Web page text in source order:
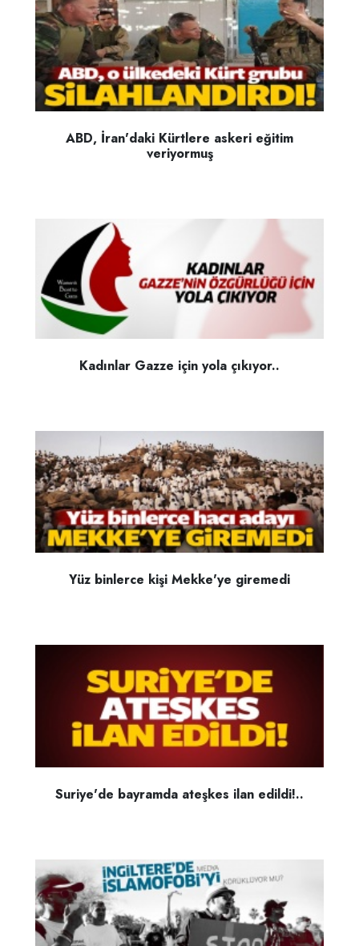
ABD, İran'daki Kürtlere askeri eğitim
veriyormuş
Kadınlar Gazze için yola çıkıyor..
Yüz binlerce kişi Mekke'ye giremedi
Suriye'de bayramda ateşkes ilan edildi!..